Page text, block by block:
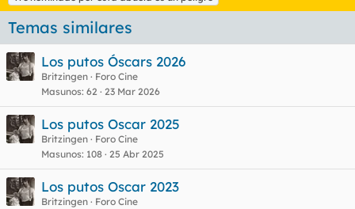
Temas similares
Los putos Óscars 2026
Britzingen
Foro Cine
Masunos 62 23 Mar 2026
Los putos Oscar 2025
Britzingen
Foro Cine
Masunos 108 25 Abr 2025
Los putos Oscar 2023
Britzingen
Foro Cine